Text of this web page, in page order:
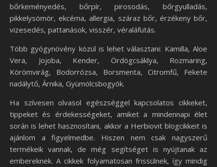
bőrkeményedés, bőrpír, pirosodás, bőrgyulladás,
pikkelysömör, ekcéma, allergia, száraz bőr, érzékeny bőr,
vizesedés, pattanások, visszér, véraláfutás.
Több gyógynövény közül is lehet választani: Kamilla, Aloe
Vera, Jojoba, Kender, Ördögcsáklya, Rozmaring,
Körömvirág, Bodorrózsa, Borsmenta, Citromfű, Fekete
nadálytő, Árnika, Gyümölcsbogyók.
Ha szívesen olvasol egészséggel kapcsolatos cikkeket,
tippeket és érdekességeket, amiket a mindennapi élet
során is lehet hasznosítani, akkor a Herbiovit blogcikkeit is
ajánlom a figyelmedbe. Hiszen nem csak nagyszerű
termékeik vannak, de még segítséget is nyújtanak az
embereknek. A cikkek folyamatosan frissülnek, így mindig